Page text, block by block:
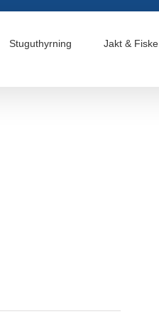
Stuguthyrning Jakt & Fiske